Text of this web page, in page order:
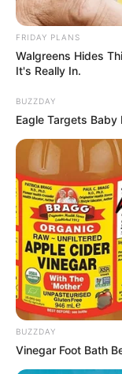
FRIDAY PLANS
Walgreens Hides
It's Really In.
BUZZDAY
Eagle Targets
BUZZDAY
Vinegar Foot Bath